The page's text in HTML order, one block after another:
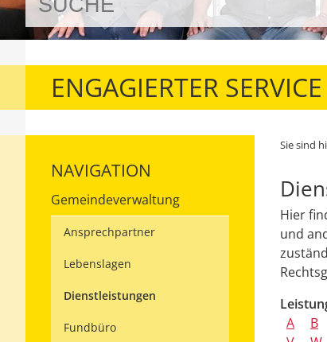
ENGAGIERTER SERVICE
NAVIGATION
Gemeindeverwaltung
Ansprechpartner
Lebenslagen
Dienstleistungen
Fundbüro
Sie sind
Hier
und
A
B